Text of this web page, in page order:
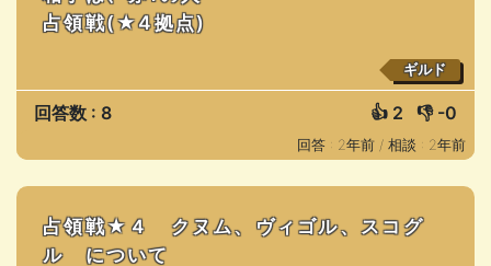
占領戦(★4拠点)
ギルド
回答数 : 8 👍 2 👎 -0
回答 : 2年前 / 相談 : 2年前
占領戦★４ クヌム、ヴィゴル、スコグ
ル について